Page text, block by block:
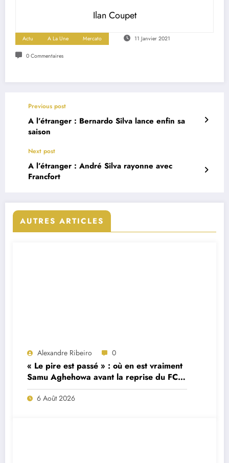
Ilan Coupet
Actu A La Une Mercato 11 Janvier 2021
0 Commentaires
Previous post
A l’étranger : Bernardo Silva lance enfin sa
saison
Next post
A l’étranger : André Silva rayonne avec
Francfort
AUTRES ARTICLES
Alexandre Ribeiro 0
« Le pire est passé » : où en est vraiment
Samu Aghehowa avant la reprise du FC
Porto ?
6 Août 2026